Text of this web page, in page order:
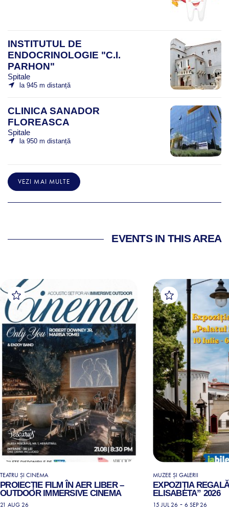
INSTITUTUL DE
ENDOCRINOLOGIE "C.I.
PARHON"
Spitale
la 945 m distanță
CLINICA SANADOR
FLOREASCA
Spitale
la 950 m distanță
VEZI MAI MULTE
EVENTS IN THIS AREA
TEATRU ȘI CINEMA
PROIECȚIE FILM ÎN AER LIBER –
OUTDOOR IMMERSIVE CINEMA
21 AUG 26
MUZEE ȘI GALERII
EXPOZIȚIA
ELISABETA” 2026
15 JUL 26 - 6 SEP 26